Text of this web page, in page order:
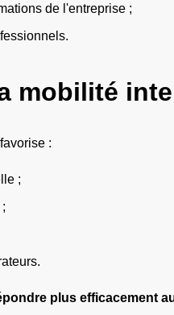
de l'entreprise ;
mobilité
:
;
plus efficacement